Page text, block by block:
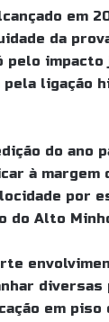
em
da
pelo impacto
pela ligação
do ano
à margem
por
do Alto
diversas
em piso